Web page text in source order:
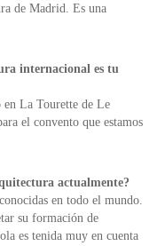
de Madrid. Es una
internacional es tu
en La Tourette de Le
el convento que estamos
actualmente?
en todo el mundo.
su formación de
es tenida muy en cuenta